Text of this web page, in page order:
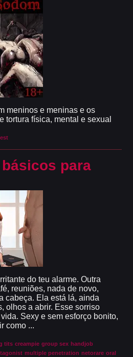
meninos e meninas e os
tortura física, mental e sexual
para
do teu alarme. Outra
reuniões, nada de novo,
cabeça. Ela está lá, ainda
olhos a abrir. Esse sorriso
Sexy e sem esforço bonito,
como ...
tits creampie group sex handjob
multiple penetration netorare oral